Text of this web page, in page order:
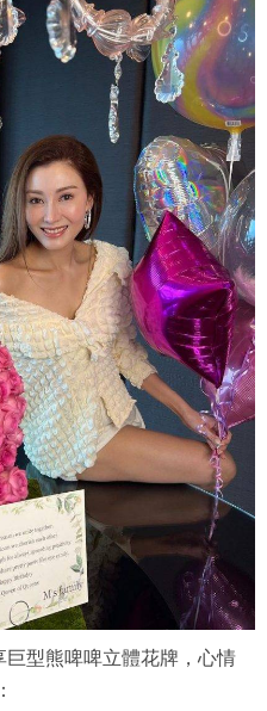
型熊啤啤立體花牌，心情